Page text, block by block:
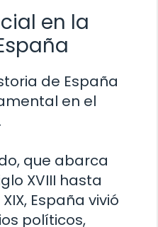
en la
de España
en el
que abarca
XVIII hasta
España vivió
políticos,